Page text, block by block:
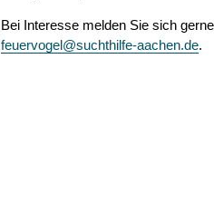
Bei Interesse melden Sie sich
feuervogel@suchthilfe-aachen.de.